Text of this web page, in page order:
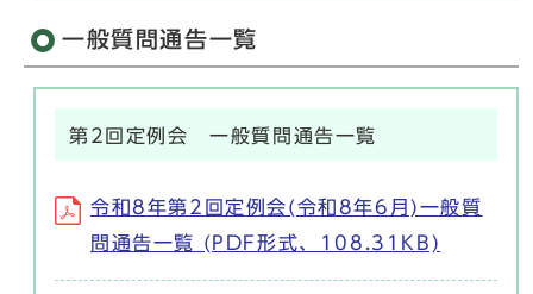
一般質問通告一覧
第2回定例会 一般質問通告一覧
令和8年第2回定例会(令和8年6月)一般質
問通告一覧 (PDF形式、108.31KB)